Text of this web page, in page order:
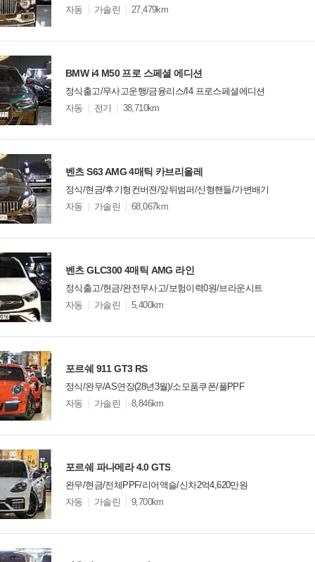
모
션
자동 가솔린 27,479km
BMW i4 M50 프로 스페셜 에디션
정식출고/무사고운행/금융리스/I4 프로스페셜에디션
모
션
자동 전기 38,710km
벤츠 S63 AMG 4매틱 카브리올레
정식/현금/후기형컨버젼/앞뒤범퍼/신형핸들/가변배기
모
션
자동 가솔린 68,067km
벤츠 GLC300 4매틱 AMG 라인
정식출고/현금/완전무사고/보험이력0원/브라운시트
모
션
자동 가솔린 5,400km
포르쉐 911 GT3 RS
정식/완무/AS연장(28년3월)/소모품쿠폰/풀PPF
모
션
자동 가솔린 8,846km
포르쉐 파나메라 4.0 GTS
완무/현금/전체PPF/리어액슬/신차2억4,620만원
모
션
자동 가솔린 9,700km